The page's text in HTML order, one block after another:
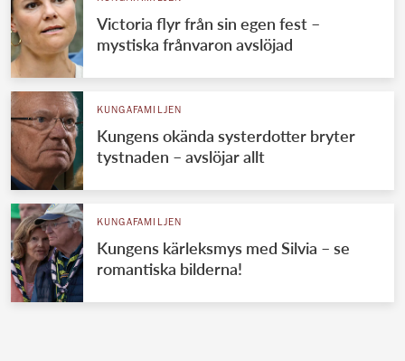
Victoria flyr från sin egen fest –
mystiska frånvaron avslöjad
KUNGAFAMILJEN
Kungens okända systerdotter bryter
tystnaden – avslöjar allt
KUNGAFAMILJEN
Kungens kärleksmys med Silvia – se
romantiska bilderna!